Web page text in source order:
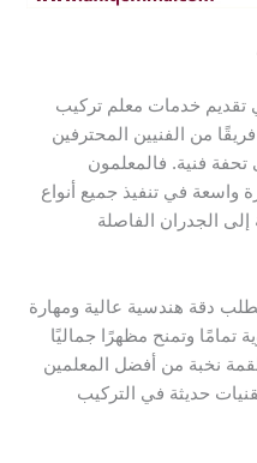
تقديم خدمات معلم تركيب
من الفنيين المحترفين
فنية. فالمعلمون
واسعة في تنفيذ جميع أنواع
إلى الجدران الفاصلة
دقة هندسية عالية ومهارة
تمامًا وتمنح مظهرًا جماليًا
نخبة من أفضل المعلمين
حديثة في التركيب